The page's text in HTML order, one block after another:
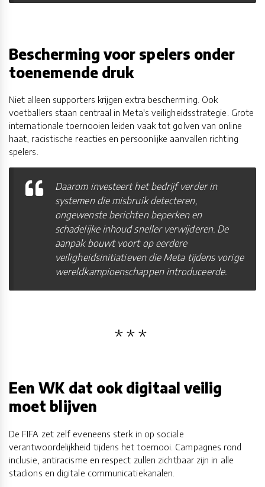
Bescherming voor spelers onder
toenemende druk
Niet alleen supporters krijgen extra bescherming. Ook
voetballers staan centraal in Meta's veiligheidsstrategie. Grote
internationale toernooien leiden vaak tot golven van online
haat, racistische reacties en persoonlijke aanvallen richting
spelers.
Daarom investeert het bedrijf verder in
systemen die misbruik detecteren,
ongewenste berichten beperken en
schadelijke inhoud sneller verwijderen. De
aanpak bouwt voort op eerdere
veiligheidsinitiatieven die Meta tijdens vorige
wereldkampioenschappen introduceerde.
Een WK dat ook digitaal veilig
moet blijven
De FIFA zet zelf eveneens sterk in op sociale
verantwoordelijkheid tijdens het toernooi. Campagnes rond
inclusie, antiracisme en respect zullen zichtbaar zijn in alle
stadions en digitale communicatiekanalen.